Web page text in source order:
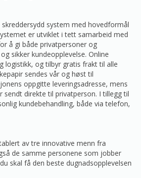
system med hovedformål
er utviklet i tett samarbeid med
å gi både privatpersoner og
sikker kundeopplevelse. Online
logistikk, og tilbyr gratis frakt til alle
sendes vår og høst til
oppgitte leveringsadresse, mens
sendt direkte til privatperson. I tillegg til
kundebehandling, både via telefon,
av tre innovative menn fra
de samme personene som jobber
skal få den beste dugnadsopplevelsen